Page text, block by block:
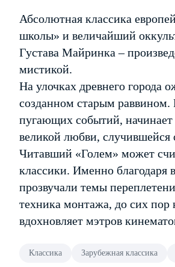
Абсолютная классика
школы» и величайший
Густава Майринка –
мистикой.
На улочках древнего города
созданном старым раввином.
пугающих событий, начинает
великой любви, случившейся
Читавший «Голем» может
классики. Именно благодаря
прозвучали темы
техника монтажа, до сих пор
вдохновляет мэтров
Классика Зарубежная классика